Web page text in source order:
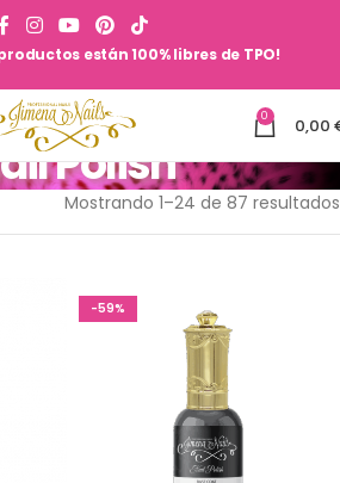
están 100% libres de TPO!
0 0,00
Polish
Mostrando 1–24 de 87 resultados
-59%